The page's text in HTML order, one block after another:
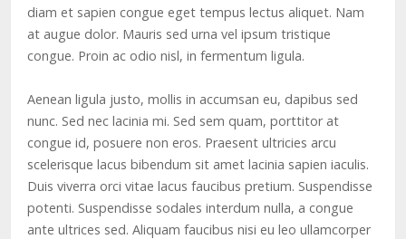
diam et sapien congue eget tempus lectus aliquet. Nam
at augue dolor. Mauris sed urna vel ipsum tristique
congue. Proin ac odio nisl, in fermentum ligula.
Aenean ligula justo, mollis in accumsan eu, dapibus sed
nunc. Sed nec lacinia mi. Sed sem quam, porttitor at
congue id, posuere non eros. Praesent ultricies arcu
scelerisque lacus bibendum sit amet lacinia sapien iaculis.
Duis viverra orci vitae lacus faucibus pretium. Suspendisse
potenti. Suspendisse sodales interdum nulla, a congue
ante ultrices sed. Aliquam faucibus nisi eu leo ullamcorper